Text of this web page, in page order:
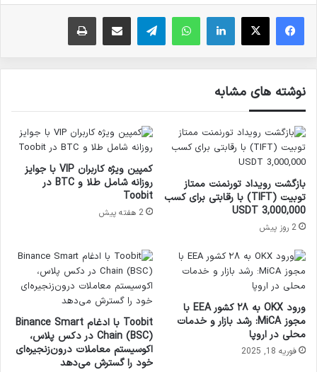
فیس بوک X لینکدین واتس آپ تلگرام ارسال ایمیل چاپ
نوشته های مشابه
بازگشت رویداد تورنمنت ممتاز
تو‌بیت (TIFT) با رقابتی برای کسب
3,000,000 USDT
2 روز پیش
کمپین ویژه کاربران VIP با جوایز
روزانه شامل طلا و BTC در
Toobit
2 هفته پیش
ورود OKX به ۲۸ کشور EEA با
مجوز MiCA: رشد بازار و خدمات
محلی در اروپا
فوریه 18, 2025
Toobit با ادغام Binance Smart
Chain (BSC) در دکس پلاس،
اکوسیستم معاملات درون‌زنجیره‌ای
خود را گسترش می‌دهد